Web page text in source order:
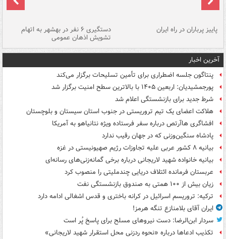
پاییز پرباران در راه ایران دستگیری ۶ نفر در بهشهر به اتهام
تشویش اذهان عمومی
آخرین اخبار
پنتاگون جلسه اضطراری برای تأمین تسلیحات برگزار می‌کند
پورجمشیدیان: اربعین ۱۴۰۵ با بالاترین سطح امنیت برگزار شد
شرط جدید برای بازنشستگی اعلام شد
هلاکت اعضای یک تیم تروریستی در جنوب استان سیستان و بلوچستان
افشاگری هاآرتص درباره سفر فرستاده ویژه نتانیاهو به آمریکا
پادشاه سنگین‌وزنی که در جهان رقیب ندارد
بیانیه ۸ کشور عربی علیه تجاوزات رژیم صهیونیستی در غزه
بیانیه خانواده شهید لاریجانی درباره برخی گمانه‌زنی‌های رسانه‌ای
عربستان فرمانده ائتلاف دریایی چندملیتی را منصوب کرد
زیان بیش از ۱۰۰ همتی به صندوق‌ بازنشستگی نفت
ترکیه: تروریسم اسرائیل در کرانه باختری و قدس اشغالی ادامه دارد
ایران آقای بلامنازع تنگه هرمز!
سردار ابن‌الرضا: دست نیروهای مسلح برای پاسخ پُر است
تکذیب ادعاها درباره «نحوه ردزنی محل استقرار شهید لاریجانی»